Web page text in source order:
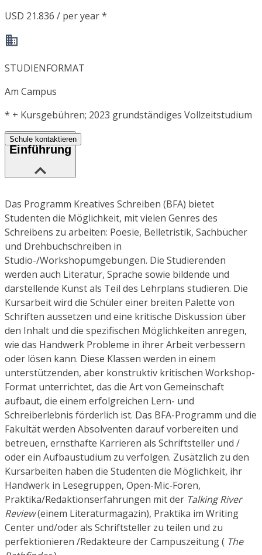
USD 21.836 / per year *
STUDIENFORMAT
Am Campus
* + Kursgebühren; 2023 grundständiges Vollzeitstudium
Schule kontaktieren
Einführung
Das Programm Kreatives Schreiben (BFA) bietet
Studenten die Möglichkeit, mit vielen Genres des
Schreibens zu arbeiten: Poesie, Belletristik, Sachbücher
und Drehbuchschreiben in
Studio-/Workshopumgebungen. Die Studierenden
werden auch Literatur, Sprache sowie bildende und
darstellende Kunst als Teil des Lehrplans studieren. Die
Kursarbeit wird die Schüler einer breiten Palette von
Schriften aussetzen und eine kritische Diskussion über
den Inhalt und die spezifischen Möglichkeiten anregen,
wie das Handwerk Probleme in ihrer Arbeit verbessern
oder lösen kann. Diese Klassen werden in einem
unterstützenden, aber konstruktiv kritischen Workshop-
Format unterrichtet, das die Art von Gemeinschaft
aufbaut, die einem erfolgreichen Lern- und
Schreiberlebnis förderlich ist. Das BFA-Programm und die
Fakultät werden Absolventen darauf vorbereiten und
betreuen, ernsthafte Karrieren als Schriftsteller und /
oder ein Aufbaustudium zu verfolgen. Zusätzlich zu den
Kursarbeiten haben die Studenten die Möglichkeit, ihr
Handwerk in Lesegruppen, Open-Mic-Foren,
Praktika/Redaktionserfahrungen mit der Talking River
Review(einem Literaturmagazin), Praktika im Writing
Center und/oder als Schriftsteller zu teilen und zu
perfektionieren /Redakteure der Campuszeitung ( The